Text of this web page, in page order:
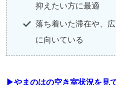
抑えたい方に最適
落ち着いた滞在や、
に向いている
▶やまのはの空き室状況を見